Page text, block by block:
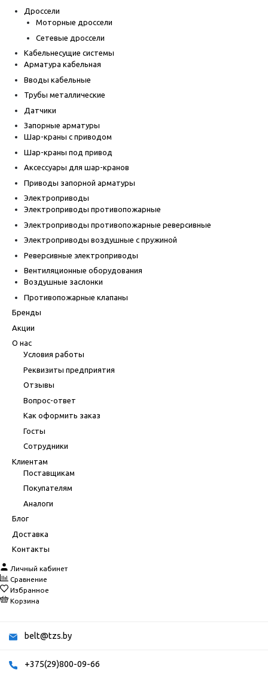
Дроссели
Моторные дроссели
Сетевые дроссели
Кабельнесущие системы
Арматура кабельная
Вводы кабельные
Трубы металлические
Датчики
Запорные арматуры
Шар-краны с приводом
Шар-краны под привод
Аксессуары для шар-кранов
Приводы запорной арматуры
Электроприводы
Электроприводы противопожарные
Электроприводы противопожарные реверсивные
Электроприводы воздушные с пружиной
Реверсивные электроприводы
Вентиляционные оборудования
Воздушные заслонки
Противопожарные клапаны
Бренды
Акции
О нас
Условия работы
Реквизиты предприятия
Отзывы
Вопрос-ответ
Как оформить заказ
Госты
Сотрудники
Клиентам
Поставщикам
Покупателям
Аналоги
Блог
Доставка
Контакты
Личный кабинет
Сравнение
Избранное
Корзина
belt@tzs.by
+375(29)800-09-66